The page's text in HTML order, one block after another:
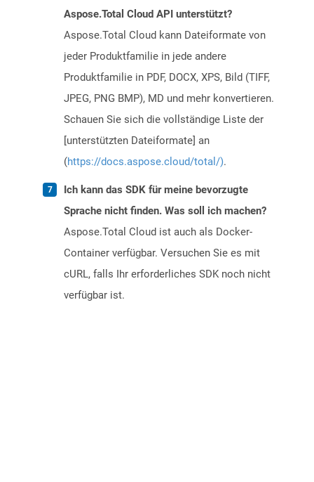
Aspose.Total Cloud API unterstützt?
Aspose.Total Cloud kann Dateiformate von
jeder Produktfamilie in jede andere
Produktfamilie in PDF, DOCX, XPS, Bild (TIFF,
JPEG, PNG BMP), MD und mehr konvertieren.
Schauen Sie sich die vollständige Liste der
[unterstützten Dateiformate] an
(https://docs.aspose.cloud/total/).
Ich kann das SDK für meine bevorzugte
Sprache nicht finden. Was soll ich machen?
Aspose.Total Cloud ist auch als Docker-
Container verfügbar. Versuchen Sie es mit
cURL, falls Ihr erforderliches SDK noch nicht
verfügbar ist.